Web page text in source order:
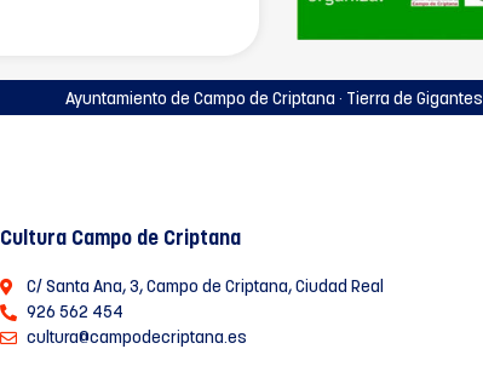
Ayuntamiento de Campo de Criptana · Tierra de Gigantes
Cultura Campo de Criptana
C/ Santa Ana, 3, Campo de Criptana, Ciudad Real
926 562 454
cultura@campodecriptana.es